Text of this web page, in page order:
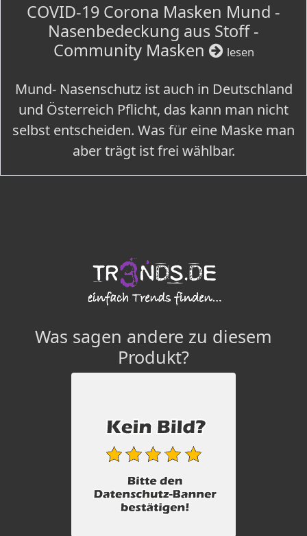
COVID-19 Corona Masken Mund -
Nasenbedeckung aus Stoff -
Community Masken
lesen
Mund- Nasenschutz ist auch in Deutschland
und Österreich Pflicht, das kann man nicht
selbst entscheiden. Was für eine Maske man
aber trägt ist frei wählbar.
Was sagen andere zu diesem
Produkt?